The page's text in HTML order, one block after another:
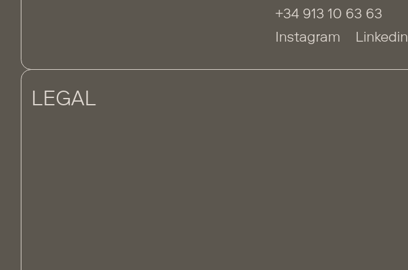
+34 913 10 63 63
Instagram
Linkedin
LEGAL